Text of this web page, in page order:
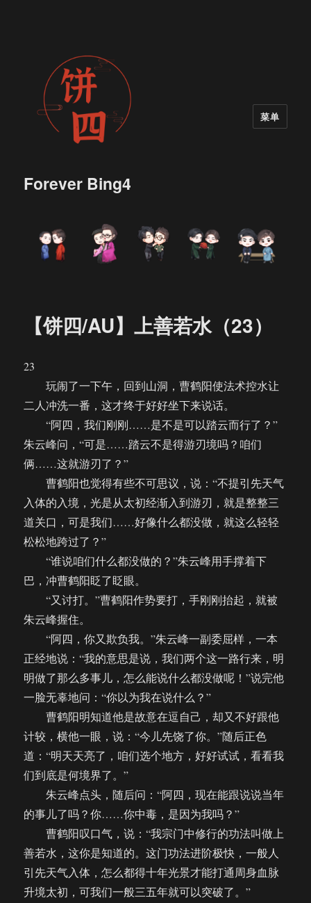
Forever Bing4
菜单
【饼四/AU】上善若水（23）
23
玩闹了一下午，回到山洞，曹鹤阳使法术控水让
二人冲洗一番，这才终于好好坐下来说话。
“阿四，我们刚刚……是不是可以踏云而行了？”
朱云峰问，“可是……踏云不是得游刃境吗？咱们
俩……这就游刃了？”
曹鹤阳也觉得有些不可思议，说：“不提引先天气
入体的入境，光是从太初经渐入到游刃，就是整整三
道关口，可是我们……好像什么都没做，就这么轻轻
松松地跨过了？”
“谁说咱们什么都没做的？”朱云峰用手撑着下
巴，冲曹鹤阳眨了眨眼。
“又讨打。”曹鹤阳作势要打，手刚刚抬起，就被
朱云峰握住。
“阿四，你又欺负我。”朱云峰一副委屈样，一本
正经地说：“我的意思是说，我们两个这一路行来，明
明做了那么多事儿，怎么能说什么都没做呢！”说完他
一脸无辜地问：“你以为我在说什么？”
曹鹤阳明知道他是故意在逗自己，却又不好跟他
计较，横他一眼，说：“今儿先饶了你。”随后正色
道：“明天天亮了，咱们选个地方，好好试试，看看我
们到底是何境界了。”
朱云峰点头，随后问：“阿四，现在能跟说说当年
的事儿了吗？你……你中毒，是因为我吗？”
曹鹤阳叹口气，说：“我宗门中修行的功法叫做上
善若水，这你是知道的。这门功法进阶极快，一般人
引先天气入体，怎么都得十年光景才能打通周身血脉
升境太初，可我们一般三五年就可以突破了。”